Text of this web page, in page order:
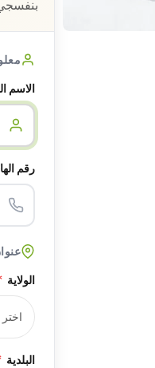
الاسم
رقم
الولاية
البلدية